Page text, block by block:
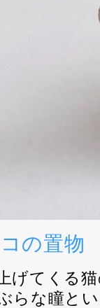
の置物
げてくる
らな瞳と